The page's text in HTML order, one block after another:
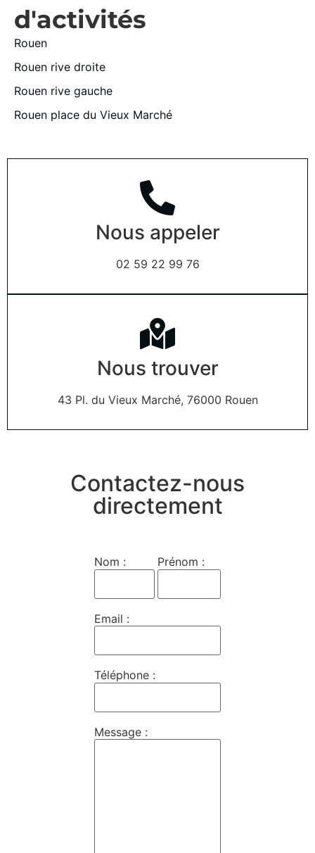
d'activités
Rouen
Rouen rive droite
Rouen rive gauche
Rouen place du Vieux Marché
Nous appeler
02 59 22 99 76
Nous trouver
43 Pl. du Vieux Marché, 76000 Rouen
Contactez-nous
directement
Nom : Prénom :
Email :
Téléphone :
Message :